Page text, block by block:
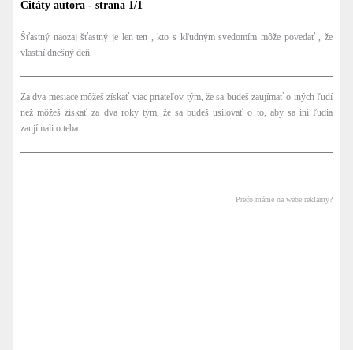
Citáty autora - strana 1/1
Šťastný naozaj šťastný je len ten , kto s kľudným svedomím môže povedať , že
vlastní dnešný deň.
Za dva mesiace môžeš získať viac priateľov tým, že sa budeš zaujímať o iných ľudí
než môžeš získať za dva roky tým, že sa budeš usilovať o to, aby sa iní ľudia
zaujímali o teba.
Prečo máme na webe reklamy?